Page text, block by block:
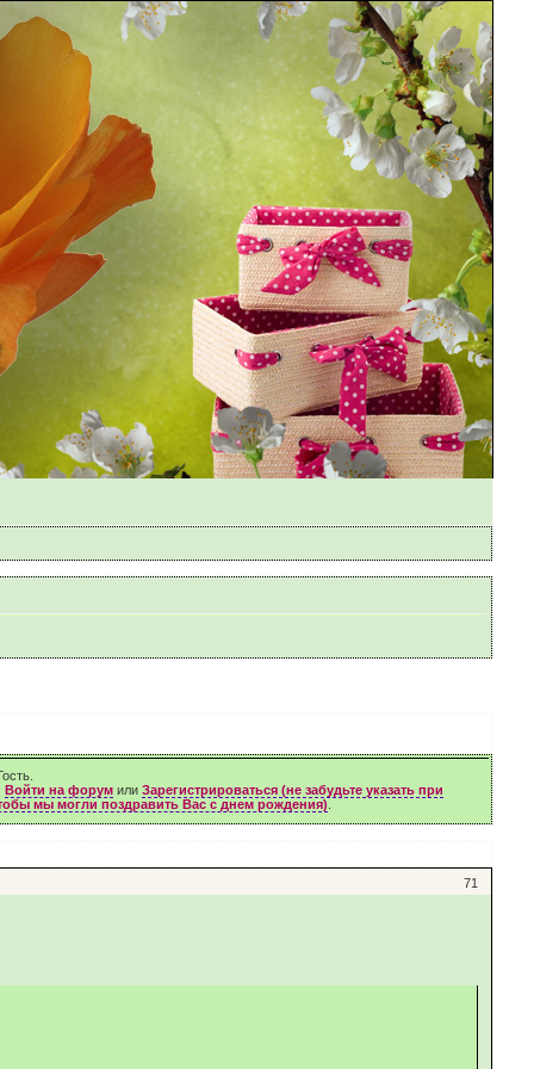
Войти на форумили Зарегистрироваться (не забудьте указать при
мы могли поздравить Вас с днем рождения)
71